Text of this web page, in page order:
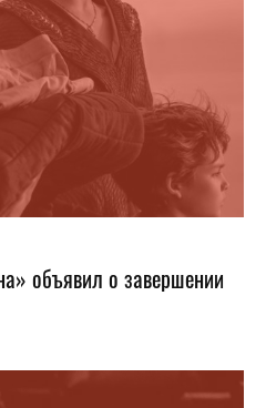
объявил о завершении